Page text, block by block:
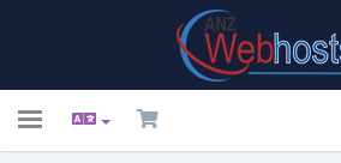
Toggle